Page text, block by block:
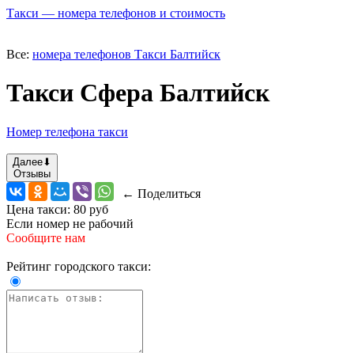
Такси — номера телефонов и стоимость
Все: номера телефонов Такси Балтийск
Такси Сфера Балтийск
Номер телефона такси
Далее⬇
Отзывы
← Поделиться
Цена такси: 80 руб
Если номер не рабочий
Сообщите нам
Рейтинг городского такси: